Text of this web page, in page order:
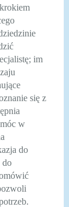
im
się z
w
do
do